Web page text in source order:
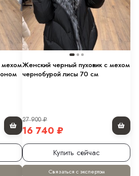
мехомЖенский черный пуховик с мехом
чернобурой лисы 70 см
27 900₽
16 740 ₽
Купить сейчас
Связаться с экспертом